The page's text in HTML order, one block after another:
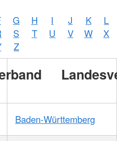
G H I J K
L
S T U V W
X
Z
Baden-Württemberg
Foto:
GmbH